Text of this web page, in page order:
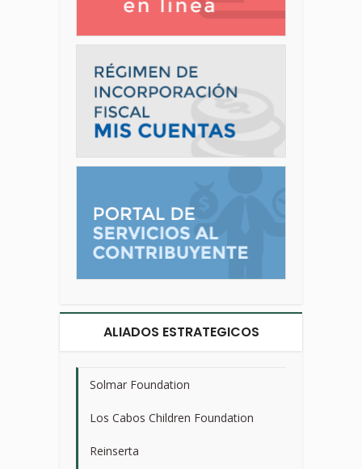
ALIADOS ESTRATEGICOS
Solmar Foundation
Los Cabos Children Foundation
Reinserta